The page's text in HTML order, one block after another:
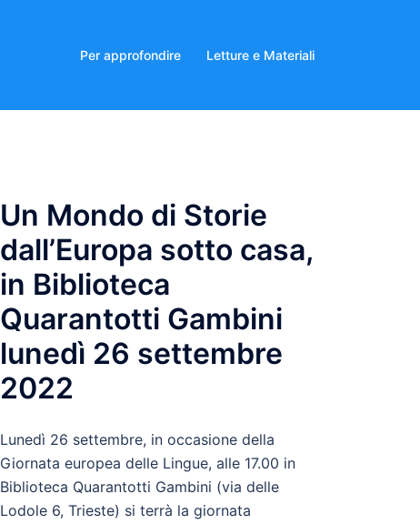
Per approfondire Letture e Materiali
Un Mondo di Storie
dall’Europa sotto casa,
in Biblioteca
Quarantotti Gambini
lunedì 26 settembre
2022
Lunedì 26 settembre, in occasione della
Giornata europea delle Lingue, alle 17.00 in
Biblioteca Quarantotti Gambini (via delle
Lodole 6, Trieste) si terrà la giornata